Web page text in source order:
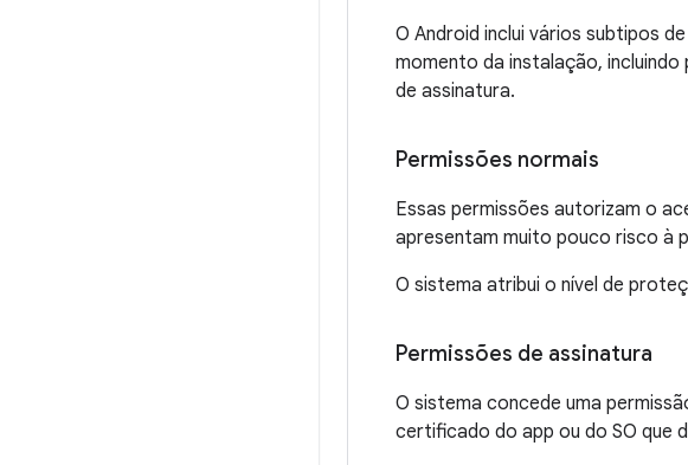
O Android inclui vários subtipos
momento da instalação, incluindo
de assinatura.
Permissões normais
Essas permissões autorizam o
apresentam muito pouco risco à
O sistema atribui o nível de
Permissões de assinatura
O sistema concede uma
certificado do app ou do SO que